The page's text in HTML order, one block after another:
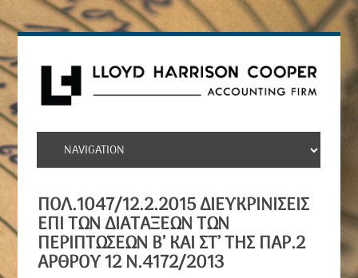
ΠΟΛ.1047/12.2.2015 ΔΙΕΥΚΡΙΝΊΣΕΙΣ
ΕΠΊ ΤΩΝ ΔΙΑΤΆΞΕΩΝ ΤΩΝ
ΠΕΡΙΠΤΏΣΕΩΝ Β’ ΚΑΙ ΣΤ’ ΤΗΣ ΠΑΡ.2
ΆΡΘΡΟΥ 12 Ν.4172/2013